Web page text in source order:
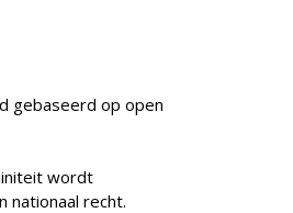
gebaseerd op open
wordt
nationaal recht.